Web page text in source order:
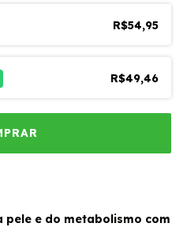
R$54,95
R$49,46
pele e do metabolismo com